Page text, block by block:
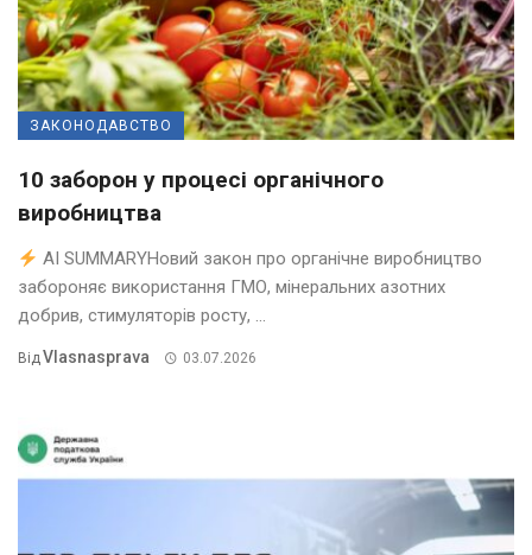
ЗАКОНОДАВСТВО
10 заборон у процесі органічного
виробництва
AI SUMMARYНовий закон про органічне виробництво
забороняє використання ГМО, мінеральних азотних
добрив, стимуляторів росту, ...
ВідVlasnasprava 03.07.2026